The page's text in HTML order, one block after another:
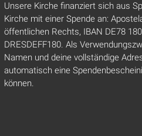
Unsere Kirche finanziert sich aus
Kirche mit einer Spende an:
öffentlichen Rechts, IBAN DE78
DRESDEFF180. Als
Namen und deine vollständige
automatisch eine
können.